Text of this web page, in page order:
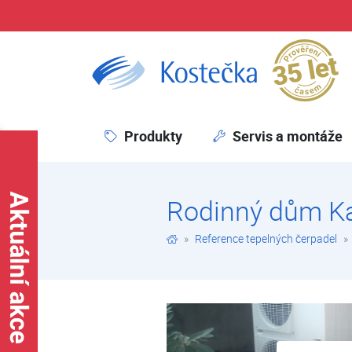
Produkty Servis a montáže
Rodinný dům
Reference tepelných čerpadel